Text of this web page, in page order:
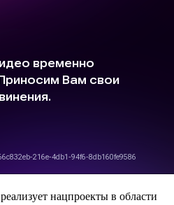
реализует нацпроекты в области